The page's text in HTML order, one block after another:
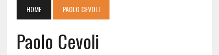
HOME PAOLO CEVOLI
Paolo Cevoli